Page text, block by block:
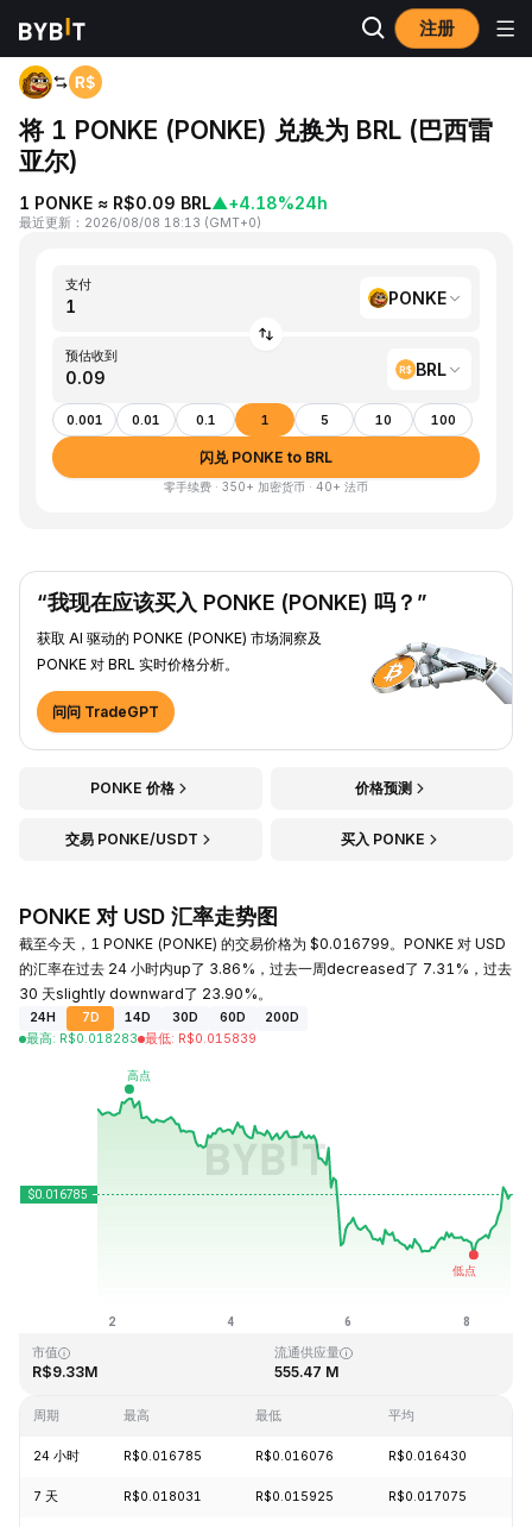
注册
首页 PONKE to BRL
将 1 PONKE (PONKE) 兑换为 BRL (巴西雷
亚尔)
1 PONKE ≈ R$0.09 BRL▲+4.18%24h
最近更新 ： 2026/08/08 18:13 (GMT+0)
支付
PONKE
预估收到
BRL
0.001 0.01 0.1 1 5 10 100
闪兑 PONKE to BRL
零手续费 · 350+ 加密货币 · 40+ 法币
“我现在应该买入 PONKE (PONKE) 吗？”
获取 AI 驱动的 PONKE (PONKE) 市场洞察及
PONKE 对 BRL 实时价格分析。
问问 TradeGPT
PONKE 价格 价格预测
交易 PONKE/USDT 买入 PONKE
PONKE 对 USD 汇率走势图
截至今天，1 PONKE (PONKE) 的交易价格为 $0.016799。PONKE 对 USD
的汇率在过去 24 小时内up了 3.86%，过去一周decreased了 7.31%，过去
30 天slightly downward了 23.90%。
24H 7D 14D 30D 60D
200D
最高: R$0.018283 最低: R$0.015839
R$0.836512 R$0.009280
市值
R$9.33M
流通供应量
555.47 M
周期 最高 最低 平均
24 小时 R$0.016785 R$0.016076 R$0.016430
7 天 R$0.018031 R$0.015925 R$0.017075